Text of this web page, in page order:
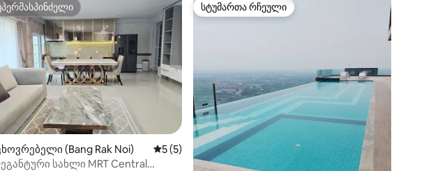
(Bang Rak Noi) საშუალო შეფასებაა 5‑დან 5, 5 მიმოხილვა
5 (5)
სახლი MRT Central
სტუმართა რჩეული
სტუმართა რჩეული